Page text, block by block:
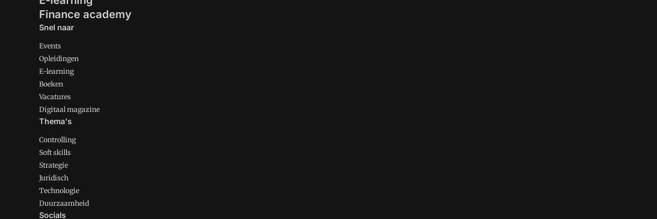
Finance academy
Snel naar
Events
Opleidingen
E-learning
Boeken
Vacatures
Digitaal magazine
Thema's
Controlling
Soft skills
Strategie
Juridisch
Technologie
Duurzaamheid
Socials